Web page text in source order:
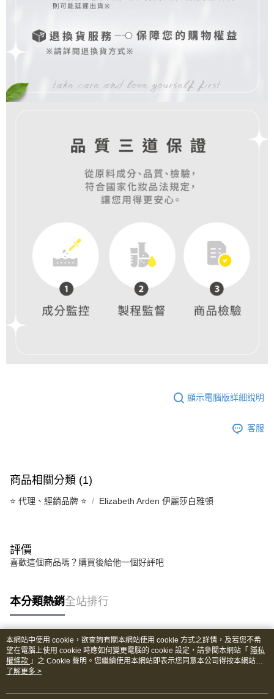
顯示電腦版詳細說明
客服
商品相關分類 (1)
⭐️ 代理、經銷品牌 ⭐️ Elizabeth Arden 伊麗莎白雅頓
評價
喜歡這個商品嗎？購買後給他一個好評吧
本分類熱銷全站排行
熱門標籤
本網站中使用 cookie，欲查詢有關本網站使用 cookie 方式之詳情，及若您不希
望在電腦上使用 cookie 時應如何變更電腦的 cookie 設定，請參閱本網站「 隱私
權條款 」之 Cookie 聲明。您繼續使用本網站即表示您同意本公司得按本網站使
用條款之 Cookie 聲明使用 cookie。
了解更多 >